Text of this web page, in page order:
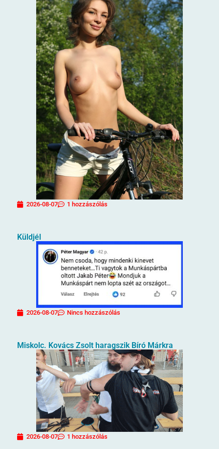
2026-08-07 1 hozzászólás
Küldjél
2026-08-07 Nincs hozzászólás
Miskolc. Kovács Zsolt haragszik Bíró Márkra
2026-08-07 1 hozzászólás